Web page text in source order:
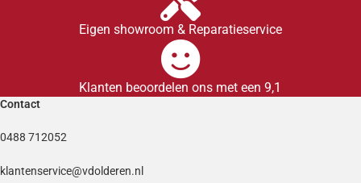
Eigen showroom & Reparatieservice
Klanten beoordelen ons met een 9,1
Contact
0488 712052
klantenservice@vdolderen.nl